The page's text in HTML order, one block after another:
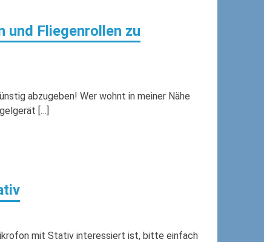
und Fliegenrollen zu
abzugeben! Wer wohnt in meiner Nähe
[…]
mit Stativ interessiert ist, bitte einfach